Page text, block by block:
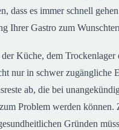
dass es immer schnell gehen
Ihrer Gastro zum
Küche, dem Trockenlager
nur in schwer zugängliche
ab, die bei
Problem werden können.
Gründen